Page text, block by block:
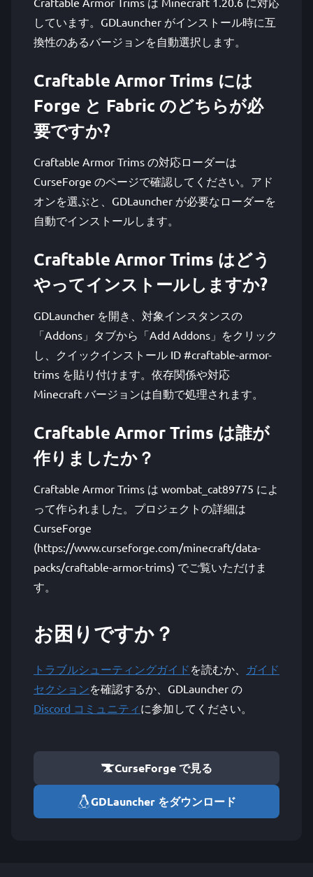
しています。GDLauncher がインストール時に互
換性のあるバージョンを自動選択します。
Craftable Armor Trims には
Forge と Fabric のどちらが必
要ですか?
Craftable Armor Trims の対応ローダーは
CurseForge のページで確認してください。アド
オンを選ぶと、GDLauncher が必要なローダーを
自動でインストールします。
Craftable Armor Trims はどう
やってインストールしますか?
GDLauncher を開き、対象インスタンスの
「Addons」タブから「Add Addons」をクリック
し、クイックインストール ID #craftable-armor-
trims を貼り付けます。依存関係や対応
Minecraft バージョンは自動で処理されます。
Craftable Armor Trims は誰が
作りましたか？
Craftable Armor Trims は wombat_cat89775 によ
って作られました。プロジェクトの詳細は
CurseForge
(https://www.curseforge.com/minecraft/data-
packs/craftable-armor-trims) でご覧いただけま
す。
お困りですか？
トラブルシューティングガイド を読むか、 ガイド
セクションを確認するか、GDLauncher の
Discord コミュニティ に参加してください。
CurseForge で見る
GDLauncher をダウンロード